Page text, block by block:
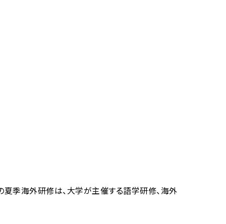
夏季海外研修は、大学が主催する語学研修、海外